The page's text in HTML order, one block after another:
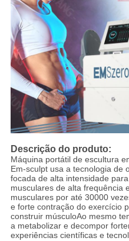
Descrição do produto:
Máquina portátil de escultura
Em-sculpt usa a tecnologia de
focada de alta intensidade
musculares de alta frequência
musculares por até 30000
e forte contração do exercício
construir músculoAo mesmo
a metabolizar e decompor
experiências científicas e